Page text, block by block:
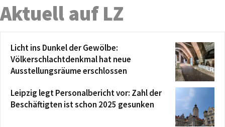
Aktuell auf LZ
Licht ins Dunkel der Gewölbe:
Völkerschlachtdenkmal hat neue
Ausstellungsräume erschlossen
Leipzig legt Personalbericht vor: Zahl der
Beschäftigten ist schon 2025 gesunken